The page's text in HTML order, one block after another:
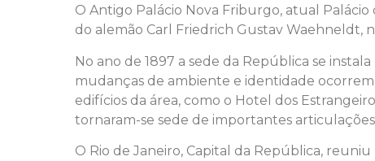
O Antigo Palácio Nova Friburgo, atual
do alemão Carl Friedrich Gustav Waehneldt,
No ano de 1897 a sede da República se
mudanças de ambiente e identidade
edifícios da área, como o Hotel dos
tornaram-se sede de importantes
O Rio de Janeiro, Capital da República,